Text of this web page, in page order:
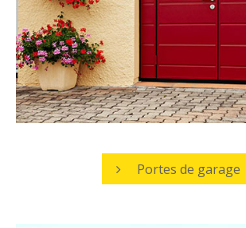
Portes de garage